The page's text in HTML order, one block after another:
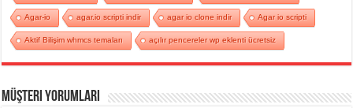
Agar-io agar.io scripti indir agar io clone indir Agar io scripti
Aktif Bilişim whmcs temaları açılır pencereler wp eklenti ücretsiz
Müşteri Yorumları